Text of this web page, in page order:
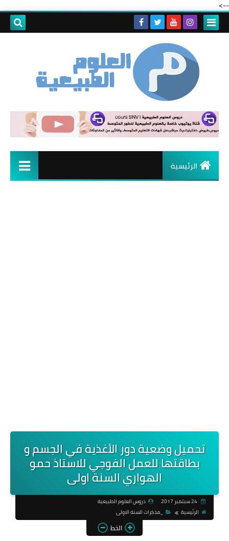
-->
الرئيسية
تحميل وضعية دور الأغذية في الجسم و
بطاقتها للعمل الفوجي للاستاذ حمو
الهواري السنة اولى
24 سبتمبر 2017
دروس العلوم الطبيعية
الرئيسية
_مذكرات السنة الاولى
الخط